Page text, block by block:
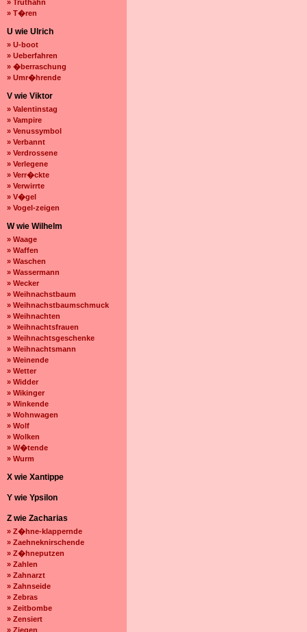
» Truthahn
» T�ren
U wie Ulrich
» U-boot
» Ueberfahren
» �berraschung
» Umr�hrende
V wie Viktor
» Valentinstag
» Vampire
» Venussymbol
» Verbannt
» Verdrossene
» Verlegene
» Verr�ckte
» Verwirrte
» V�gel
» Vogel-zeigen
W wie Wilhelm
» Waage
» Waffen
» Waschen
» Wassermann
» Wecker
» Weihnachstbaum
» Weihnachstbaumschmuck
» Weihnachten
» Weihnachtsfrauen
» Weihnachtsgeschenke
» Weihnachtsmann
» Weinende
» Wetter
» Widder
» Wikinger
» Winkende
» Wohnwagen
» Wolf
» Wolken
» W�tende
» Wurm
X wie Xantippe
Y wie Ypsilon
Z wie Zacharias
» Z�hne-klappernde
» Zaehneknirschende
» Z�hneputzen
» Zahlen
» Zahnarzt
» Zahnseide
» Zebras
» Zeitbombe
» Zensiert
» Ziegen